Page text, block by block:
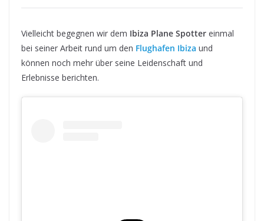
Vielleicht begegnen wir dem Ibiza Plane Spotter einmal
bei seiner Arbeit rund um den Flughafen Ibiza und
können noch mehr über seine Leidenschaft und
Erlebnisse berichten.